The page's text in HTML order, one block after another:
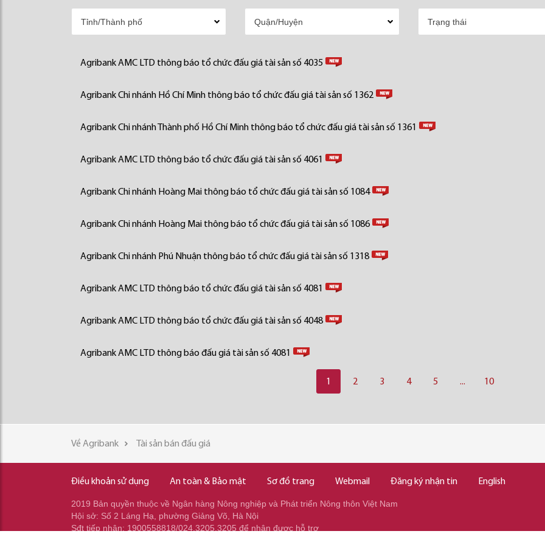
Agribank AMC LTD thông báo tổ chức đấu giá tài sản số 4035
Agribank Chi nhánh Hồ Chí Minh thông báo tổ chức đấu giá tài sản số 1362
Agribank Chi nhánh Thành phố Hồ Chí Minh thông báo tổ chức đấu giá tài sản số 1361
Agribank AMC LTD thông báo tổ chức đấu giá tài sản số 4061
Agribank Chi nhánh Hoàng Mai thông báo tổ chức đấu giá tài sản số 1084
Agribank Chi nhánh Hoàng Mai thông báo tổ chức đấu giá tài sản số 1086
Agribank Chi nhánh Phú Nhuận thông báo tổ chức đấu giá tài sản số 1318
Agribank AMC LTD thông báo tổ chức đấu giá tài sản số 4081
Agribank AMC LTD thông báo tổ chức đấu giá tài sản số 4048
Agribank AMC LTD thông báo đấu giá tài sản số 4081
1 2 3 4 5 ... 10
Về Agribank Tài sản bán đấu giá
Điều khoản sử dụng An toàn & Bảo mật Sơ đồ trang Webmail Đăng ký nhận tin English
2019 Bản quyền thuộc về Ngân hàng Nông nghiệp và Phát triển Nông thôn Việt Nam
Hội sở: Số 2 Láng Hạ, phường Giảng Võ, Hà Nội
Sđt tiếp nhận: 1900558818/024.3205.3205 để nhận được hỗ trợ